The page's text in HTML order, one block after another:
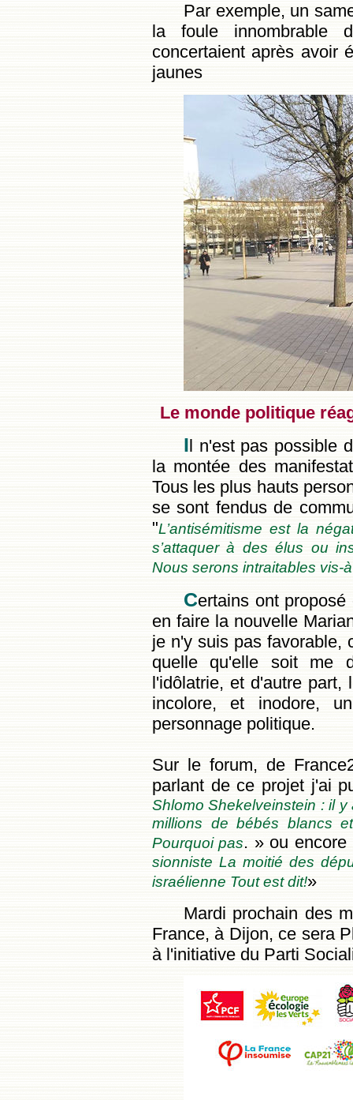
Par exemple, un
la foule innombrable
concertaient après avoir
jaunes
Le monde politique
I l n'est pas possible
la montée des
Tous les plus hauts
se sont fendus de
"L’antisémitisme est la
s’attaquer à des élus ou
Nous serons intraitables vis-
Certains ont
en faire la nouvelle
je n'y suis pas favorable,
quelle qu'elle soit me
l'idôlatrie, et d'autre part,
incolore, et inodore,
personnage politique.
Sur le forum, de
parlant de ce projet j'ai
Shlomo Shekelveinstein : il
millions de bébés blancs
Pourquoi pas. » ou
sionniste La moitié des
israélienne Tout est dit!»
Mardi prochain des
France, à Dijon, ce sera
à l'initiative du Parti